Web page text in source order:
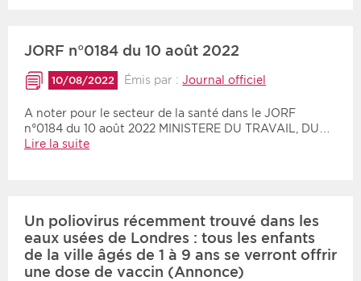
JORF n°0184 du 10 août 2022
10/08/2022 Émis par :Journal officiel
A noter pour le secteur de la santé dans le JORF
n°0184 du 10 août 2022 MINISTERE DU TRAVAIL, DU…
Lire la suite
Un poliovirus récemment trouvé dans les
eaux usées de Londres : tous les enfants
de la ville âgés de 1 à 9 ans se verront offrir
une dose de vaccin (Annonce)